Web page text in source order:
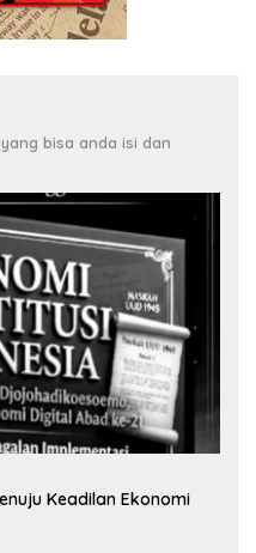
bisa anda isi dan
Keadilan Ekonomi